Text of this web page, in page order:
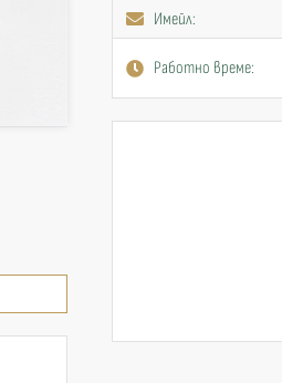
Имейл:
Работно време: